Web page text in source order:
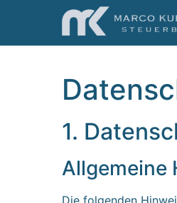
1.
Allgemeine
Die folgenden